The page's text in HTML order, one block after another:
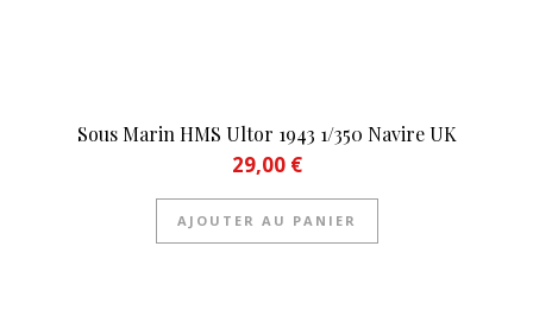
Sous Marin HMS Ultor 1943 1/350 Navire UK
29,00 €
AJOUTER AU PANIER